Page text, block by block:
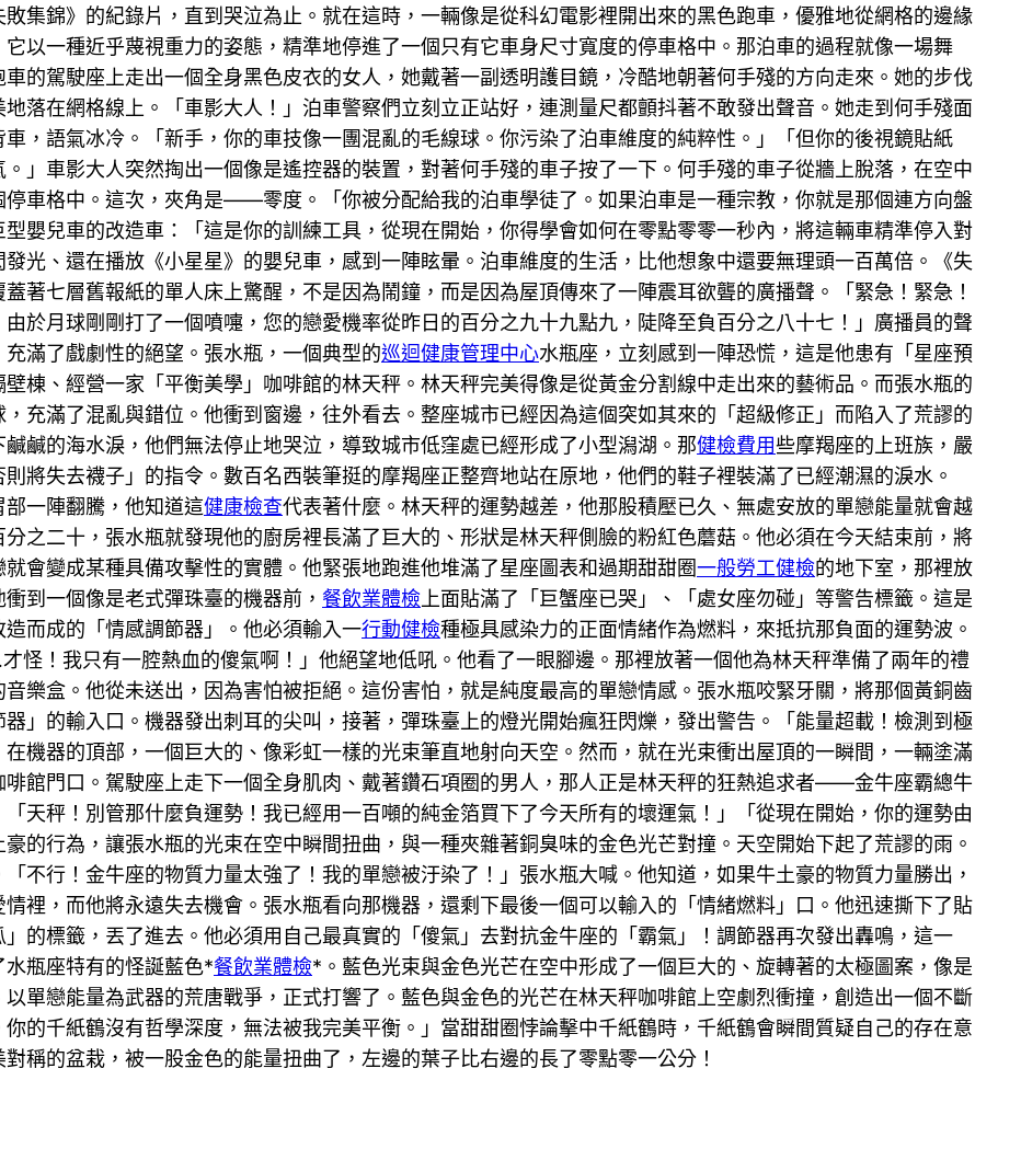
集錦》的紀錄片，直到哭泣為止。就在這時，一輛像是從科幻電影裡開出來的黑色跑車，優雅地從網格的邊緣
以一種近乎蔑視重力的姿態，精準地停進了一個只有它車身尺寸寬度的停車格中。那泊車的過程就像一場舞
的駕駛座上走出一個全身黑色皮衣的女人，她戴著一副透明護目鏡，冷酷地朝著何手殘的方向走來。她的步伐
落在網格線上。「車影大人！」泊車警察們立刻立正站好，連測量尺都顫抖著不敢發出聲音。她走到何手殘面
，語氣冰冷。「新手，你的車技像一團混亂的毛線球。你污染了泊車維度的純粹性。」「但你的後視鏡貼紙
車影大人突然掏出一個像是遙控器的裝置，對著何手殘的車子按了一下。何手殘的車子從牆上脫落，在空中
車格中。這次，夾角是——零度。「你被分配給我的泊車學徒了。如果泊車是一種宗教，你就是那個連方向盤
嬰兒車的改造車：「這是你的訓練工具，從現在開始，你得學會如何在零點零零一秒內，將這輛車精準停入對
光、還在播放《小星星》的嬰兒車，感到一陣眩暈。泊車維度的生活，比他想象中還要無理頭一百萬倍。《失
著七層舊報紙的單人床上驚醒，不是因為鬧鐘，而是因為屋頂傳來了一陣震耳欲聾的廣播聲。「緊急！緊急！
於月球剛剛打了一個噴嚏，您的戀愛機率從昨日的百分之九十九點九，陡降至負百分之八十七！」廣播員的聲
滿了戲劇性的絕望。張水瓶，一個典型的巡迴健康管理中心水瓶座，立刻感到一陣恐慌，這是他患有「星座預
棟、經營一家「平衡美學」咖啡館的林天秤。林天秤完美得像是從黃金分割線中走出來的藝術品。而張水瓶的
充滿了混亂與錯位。他衝到窗邊，往外看去。整座城市已經因為這個突如其來的「超級修正」而陷入了荒謬的
鹹的海水淚，他們無法停止地哭泣，導致城市低窪處已經形成了小型潟湖。那健檢費用些摩羯座的上班族，嚴
將失去襪子」的指令。數百名西裝筆挺的摩羯座正整齊地站在原地，他們的鞋子裡裝滿了已經潮濕的淚水。
部一陣翻騰，他知道這健康檢查代表著什麼。林天秤的運勢越差，他那股積壓已久、無處安放的單戀能量就會越
之二十，張水瓶就發現他的廚房裡長滿了巨大的、形狀是林天秤側臉的粉紅色蘑菇。他必須在今天結束前，將
會變成某種具備攻擊性的實體。他緊張地跑進他堆滿了星座圖表和過期甜甜圈一般勞工健檢的地下室，那裡放
到一個像是老式彈珠臺的機器前， 餐飲業體檢上面貼滿了「巨蟹座已哭」、「處女座勿碰」等警告標籤。這是
而成的「情感調節器」。他必須輸入一行動健檢種極具感染力的正面情緒作為燃料，來抵抗那負面的運勢波。
怪！我只有一腔熱血的傻氣啊！」他絕望地低吼。他看了一眼腳邊。那裡放著一個他為林天秤準備了兩年的禮
樂盒。他從未送出，因為害怕被拒絕。這份害怕，就是純度最高的單戀情感。張水瓶咬緊牙關，將那個黃銅齒
」的輸入口。機器發出刺耳的尖叫，接著，彈珠臺上的燈光開始瘋狂閃爍，發出警告。「能量超載！檢測到極
機器的頂部，一個巨大的、像彩虹一樣的光束筆直地射向天空。然而，就在光束衝出屋頂的一瞬間，一輛塗滿
館門口。駕駛座上走下一個全身肌肉、戴著鑽石項圈的男人，那人正是林天秤的狂熱追求者——金牛座霸總牛
天秤！別管那什麼負運勢！我已經用一百噸的純金箔買下了今天所有的壞運氣！」「從現在開始，你的運勢由
的行為，讓張水瓶的光束在空中瞬間扭曲，與一種夾雜著銅臭味的金色光芒對撞。天空開始下起了荒謬的雨。
不行！金牛座的物質力量太強了！我的單戀被汙染了！」張水瓶大喊。他知道，如果牛土豪的物質力量勝出，
裡，而他將永遠失去機會。張水瓶看向那機器，還剩下最後一個可以輸入的「情緒燃料」口。他迅速撕下了貼
的標籤，丟了進去。他必須用自己最真實的「傻氣」去對抗金牛座的「霸氣」！調節器再次發出轟鳴，這一
瓶座特有的怪誕藍色*餐飲業體檢*。藍色光束與金色光芒在空中形成了一個巨大的、旋轉著的太極圖案，像是
單戀能量為武器的荒唐戰爭，正式打響了。藍色與金色的光芒在林天秤咖啡館上空劇烈衝撞，創造出一個不斷
的千紙鶴沒有哲學深度，無法被我完美平衡。」當甜甜圈悖論擊中千紙鶴時，千紙鶴會瞬間質疑自己的存在意
稱的盆栽，被一股金色的能量扭曲了，左邊的葉子比右邊的長了零點零一公分！